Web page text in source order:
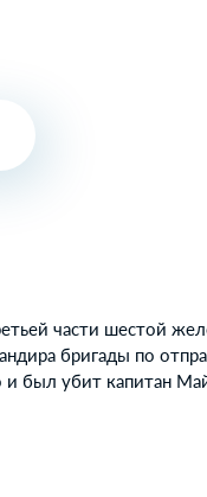
части шестой
бригады по
и был убит капитан